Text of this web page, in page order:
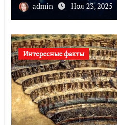
admin Ноя 23, 2025
Интересные факты